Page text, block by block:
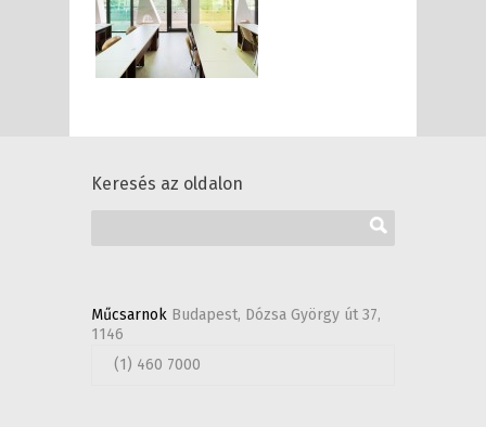
Keresés az oldalon
Műcsarnok Budapest, Dózsa György út 37,
1146
(1) 460 7000